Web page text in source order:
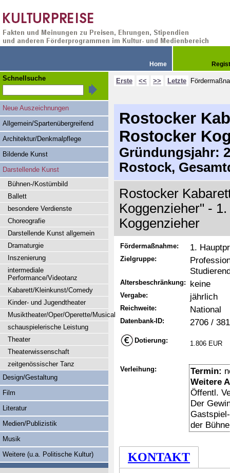
Home
Erste << >> Letzte
Rostocker
Rostocker
Gründungsjahr:
Rostock,
Rostocker
Koggenzieher" -
Koggenzieher
Fördermaßnahme: 1.
Zielgruppe:
Altersbeschränkung: keine
Vergabe: jährlich
Reichweite: National
Datenbank-ID: 2706 /
Dotierung: 1.806 EUR
Verleihung: Termin:
Weitere
Öffentl.
Der
der
KONTAKT
Schnellsuche
Neue Auszeichnungen
Allgemein/Spartenübergreifend
Architektur/Denkmalpflege
Bildende Kunst
Darstellende Kunst
Bühnen-/Kostümbild
Ballett
besondere Verdienste
Choreografie
Darstellende Kunst allgemein
Dramaturgie
Inszenierung
intermediale
Performance/Videotanz
Kabarett/Kleinkunst/Comedy
Kinder- und Jugendtheater
Musiktheater/Oper/Operette/Musical
schauspielerische Leistung
Theater
Theaterwissenschaft
zeitgenössischer Tanz
Design/Gestaltung
Film
Literatur
Medien/Publizistik
Musik
Weitere (u.a. Politische Kultur)